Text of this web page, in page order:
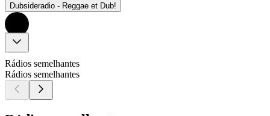
Dubsideradio - Reggae et Dub!
Rádios semelhantes
Rádios semelhantes